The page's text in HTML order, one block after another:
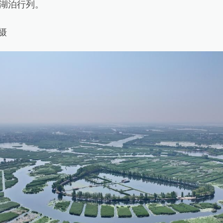
泊行列。